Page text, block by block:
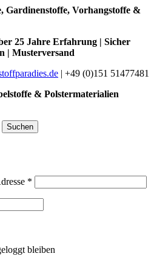
Gardinenstoffe, Vorhangstoffe &
25 Jahre Erfahrung | Sicher
| Musterversand
| +49 (0)151 51477481
& Polstermaterialien
Suchen
*
bleiben